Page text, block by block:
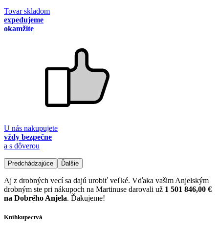
Tovar skladom
expedujeme
okamžite
U nás nakupujete
vždy bezpečne
a s dôverou
Predchádzajúce Ďalšie
Aj z drobných vecí sa dajú urobiť veľké. Vďaka vašim Anjelským
drobným ste pri nákupoch na Martinuse darovali už 1 501 846,00 €
na Dobrého Anjela. Ďakujeme!
Kníhkupectvá